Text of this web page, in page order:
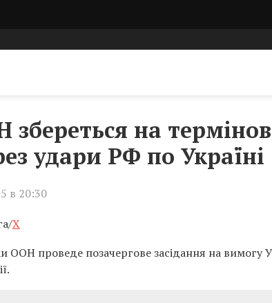
збереться на
удари РФ по Україні
в 20:30
X
ООН проведе позачергове засідання на вимогу